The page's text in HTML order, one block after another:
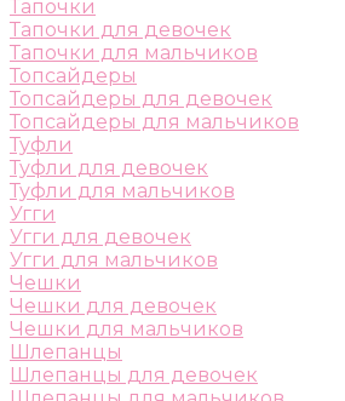
Тапочки
Тапочки для девочек
Тапочки для мальчиков
Топсайдеры
Топсайдеры для девочек
Топсайдеры для мальчиков
Туфли
Туфли для девочек
Туфли для мальчиков
Угги
Угги для девочек
Угги для мальчиков
Чешки
Чешки для девочек
Чешки для мальчиков
Шлепанцы
Шлепанцы для девочек